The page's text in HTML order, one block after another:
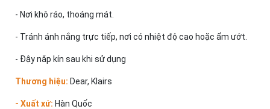
- Nơi khô ráo, thoáng mát.
- Tránh ánh nắng trực tiếp, nơi có nhiệt độ cao hoặc ẩm ướt.
- Đậy nắp kín sau khi sử dụng
Thương hiệu: Dear, Klairs
- Xuất xứ: Hàn Quốc